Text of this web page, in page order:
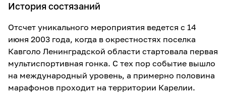
История состязаний
Отсчет уникального мероприятия ведется с 14
июня 2003 года, когда в окрестностях поселка
Кавголо Ленинградской области стартовала первая
мультиспортивная гонка. С тех пор событие вышло
на международный уровень, а примерно половина
марафонов проходит на территории Карелии.